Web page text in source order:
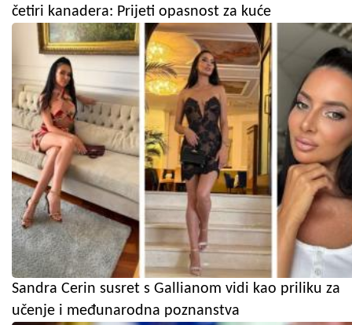
četiri kanadera: Prijeti opasnost za kuće
Sandra Cerin susret s Gallianom vidi kao priliku za
učenje i međunarodna poznanstva